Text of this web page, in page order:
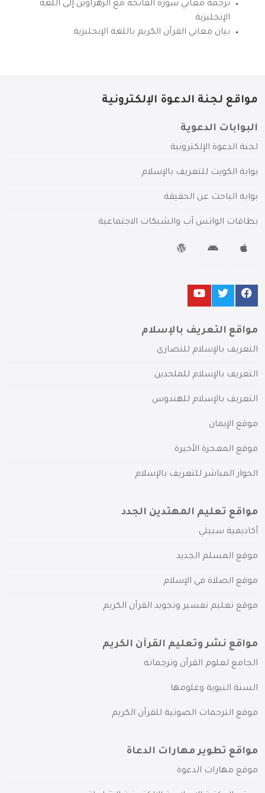
ترجمة معاني سورة الفاتحة مع الزهراوين إلى اللغة
الإنجليزية
بيان معاني القرآن الكريم باللغة الإنجليزية
مواقع لجنة الدعوة الإلكترونية
البوابات الدعوية
لجنة الدعوة الإلكترونية
بوابة الكويت للتعريف بالإسلام
بوابة الباحث عن الحقيقة
بطاقات الواتس آب والشبكات الاجتماعية
مواقع التعريف بالإسلام
التعريف بالإسلام للنصارى
التعريف بالإسلام للملحدين
التعريف بالإسلام للهندوس
موقع الإيمان
موقع المعجزة الأخيرة
الحوار المباشر للتعريف بالإسلام
مواقع تعليم المهتدين الجدد
أكاديمية سبيلي
موقع المسلم الجديد
موقع الصلاة في الإسلام
موقع تعليم تفسير وتجويد القرآن الكريم
مواقع نشر وتعليم القرآن الكريم
الجامع لعلوم القرآن وترجماته
السنة النبوية وعلومها
موقع الترجمات الصوتية للقرآن الكريم
مواقع تطوير مهارات الدعاة
موقع مهارات الدعوة